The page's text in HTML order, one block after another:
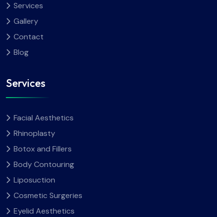
Services
Gallery
Contact
Blog
Services
Facial Aesthetics
Rhinoplasty
Botox and Fillers
Body Contouring
Liposuction
Cosmetic Surgeries
Eyelid Aesthetics